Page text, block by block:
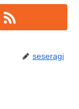
seseragi